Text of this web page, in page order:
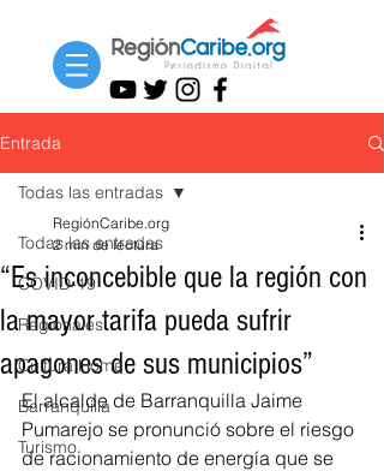
Entrada
Todas las entradas
COVID-19
Regionales
Cultura Home
Barranquilla
Turismo
Todas las entradas
“Es inconcebible que la región con
la mayor tarifa pueda sufrir
apagones de sus municipios”
RegiónCaribe.org
2 min de lectura
El alcalde de Barranquilla Jaime
Pumarejo se pronunció sobre el riesgo
de racionamiento de energía que se